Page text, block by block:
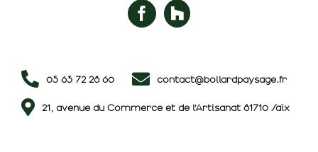
05 63 72 28 60 contact@bollardpaysage.fr
21, avenue du Commerce et de l’Artisanat 81710 Saïx